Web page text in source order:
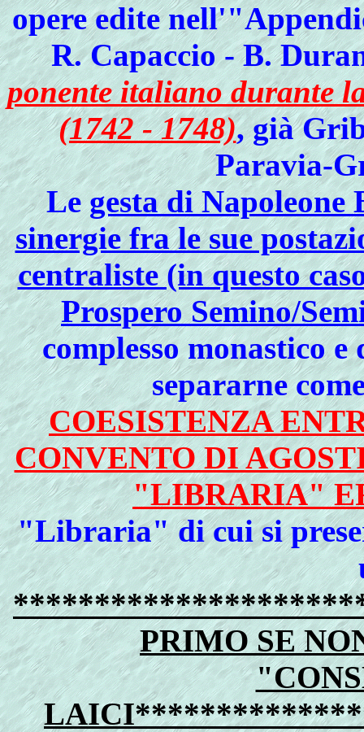
opere edite
R. Capaccio - B.
ponente italiano durante
(1742 - 1748), già
Paravia-
Legesta di Napoleone
sinergie fra le sue
centraliste (in questo
Prospero Semino/
complesso monastico
separarne
COESISTENZA
CONVENTO DI
"LIBRARIA"
"Libraria" di cui si
PRIMO SE